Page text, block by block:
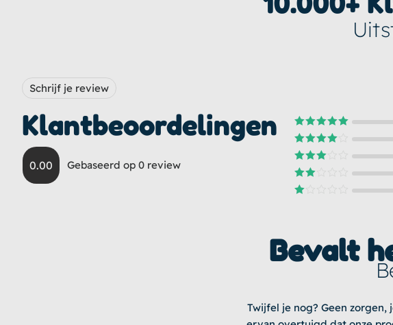
Schrijf je review
Klantbeoordelingen
0.00 Gebaseerd op 0 review
Waardering
uit 5
Waardering
4uit 5
Waardering
3 uit 5
Waardering
2uit
Bevalt
Twijfel je nog? Geen zorgen,